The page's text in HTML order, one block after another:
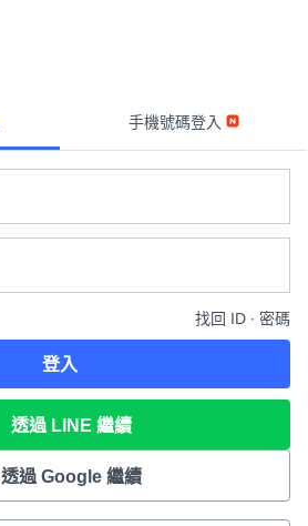
手機號碼登入
找回 ID ∙ 密碼
登入
透過 LINE 繼續
透過 Google 繼續